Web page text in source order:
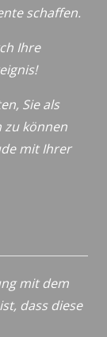
schaffen.
Ihre
Sie als
zu können
mit Ihrer
mit dem
dass diese